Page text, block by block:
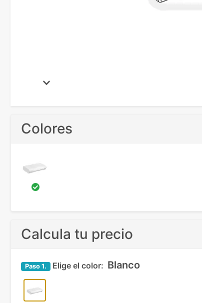
Colores
Calcula tu precio
Paso 1. Elige el color: Blanco